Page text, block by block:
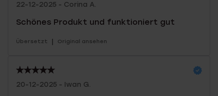
22-12-2025 - Corina A.
Schönes Produkt und funktioniert gut
Übersetzt | Original ansehen
20-12-2025 - Iwan G.